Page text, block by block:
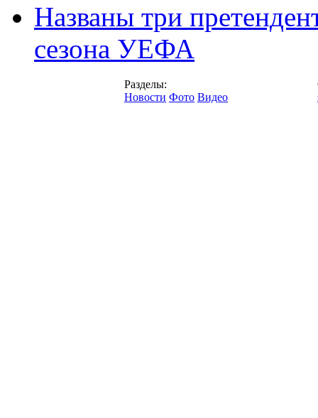
Названы три
сезона УЕФА
Разделы:
Новости Фото Видео